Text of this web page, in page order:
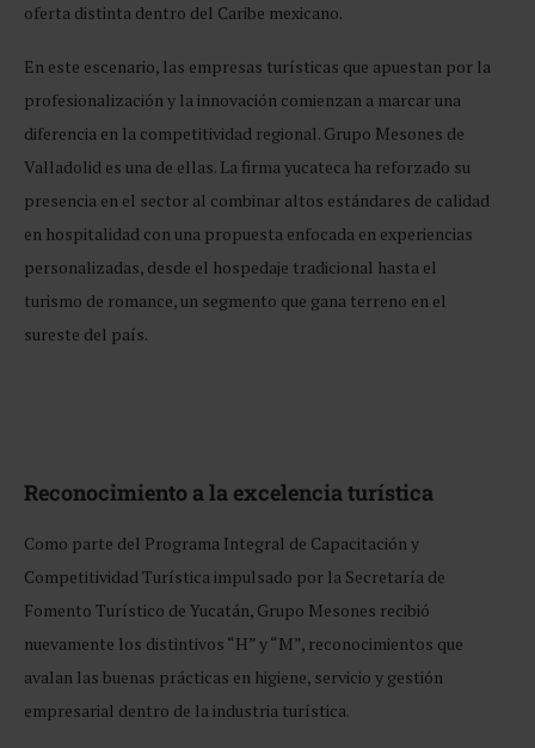
oferta distinta dentro del Caribe mexicano.
En este escenario, las empresas turísticas que apuestan por la
profesionalización y la innovación comienzan a marcar una
diferencia en la competitividad regional. Grupo Mesones de
Valladolid es una de ellas. La firma yucateca ha reforzado su
presencia en el sector al combinar altos estándares de calidad
en hospitalidad con una propuesta enfocada en experiencias
personalizadas, desde el hospedaje tradicional hasta el
turismo de romance, un segmento que gana terreno en el
sureste del país.
Reconocimiento a la excelencia turística
Como parte del Programa Integral de Capacitación y
Competitividad Turística impulsado por la Secretaría de
Fomento Turístico de Yucatán, Grupo Mesones recibió
nuevamente los distintivos “H” y “M”, reconocimientos que
avalan las buenas prácticas en higiene, servicio y gestión
empresarial dentro de la industria turística.